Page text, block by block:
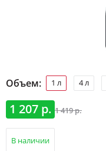
Объем: 1 л 4 л
1 207 р. 1 419 р.
В наличии